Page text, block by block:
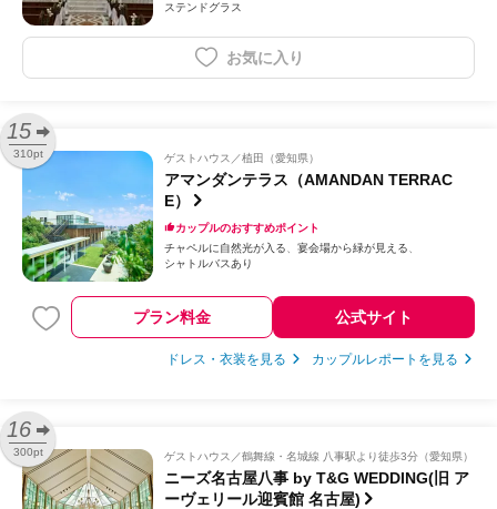
ステンドグラス
お気に入り
15
310pt ゲストハウス 植田（愛知県）
アマンダンテラス（AMANDAN TERRAC
E）
カップルのおすすめポイント
チャペルに自然光が入る
宴会場から緑が見える
シャトルバスあり
プラン料金 公式サイト
ドレス・衣装を見る カップルレポートを見る
16
300pt ゲストハウス 鶴舞線・名城線 八事駅より徒歩3分（愛知県）
ニーズ名古屋八事 by T&G WEDDING(旧 ア
ーヴェリール迎賓館 名古屋)